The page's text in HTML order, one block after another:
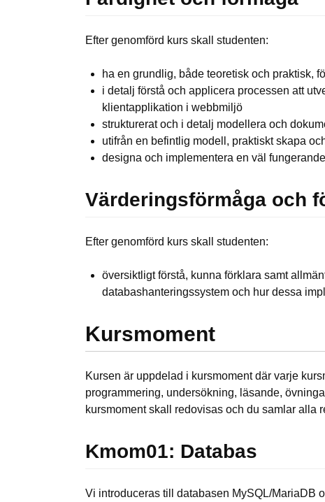
Efter genomförd kurs skall studenten:
ha en grundlig, både teoretisk och praktisk,
i detalj förstå och applicera processen att
klientapplikation i webbmiljö
strukturerat och i detalj modellera och
utifrån en befintlig modell, praktiskt skapa
designa och implementera en väl
Värderingsförmåga och
Efter genomförd kurs skall studenten:
översiktligt förstå, kunna förklara samt
databashanteringssystem och hur dessa
Kursmoment
Kursen är uppdelad i kursmoment där varje
programmering, undersökning, läsande,
kursmoment skall redovisas och du samlar alla
Kmom01: Databas
Vi introduceras till databasen MySQL/MariaDB